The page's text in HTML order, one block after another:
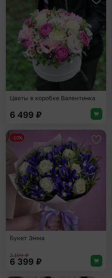
Цветы в коробке Валентинка
6 499 ₽
-10%
Букет Эмма
7 199₽
6 399 ₽